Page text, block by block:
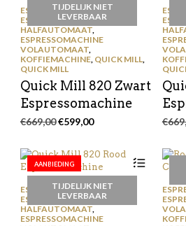
TIJDELIJK NIET
LEVERBAAR
ESPRESSOMACHINE,
ESPRESSOMACHINE
HALFAUTOMAAT,
ESPRESSOMACHINE
VOLAUTOMAAT,
KOFFIEMACHINE, QUICK MILL,
QUICK MILL
Quick Mill 820 Zwart
Espressomachine
€669,00Oorspronkelijke
€669,00.
€599,00Huidige
€599,00.
€
AANBIEDING
TIJDELIJK NIET
LEVERBAAR
ESPRESSOMACHINE,
ESPRESSOMACHINE
HALFAUTOMAAT,
ESPRESSOMACHINE